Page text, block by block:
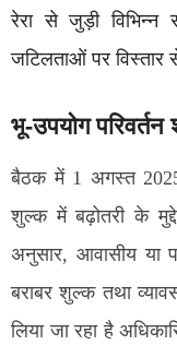
रेरा से जुड़ी विभिन्न
जटिलताओं पर विस्तार
भू-उपयोग
बैठक में 1 अगस्त
शुल्क में बढ़ोतरी के
अनुसार, आवासीय या
बराबर शुल्क तथा
लिया जा रहा है